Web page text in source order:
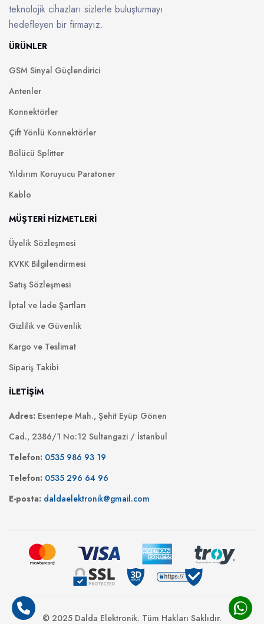
teknolojik cihazları sizlerle buluşturmayı
hedefleyen bir firmayız.
ÜRÜNLER
GSM Sinyal Güçlendirici
Antenler
Konnektörler
Çift Yönlü Konnektörler
Bölücü Splitter
Yıldırım Koruyucu Paratoner
Kablo
MÜŞTERİ HİZMETLERİ
Üyelik Sözleşmesi
KVKK Bilgilendirmesi
Satış Sözleşmesi
İptal ve İade Şartları
Gizlilik ve Güvenlik
Kargo ve Teslimat
Sipariş Takibi
İLETİŞİM
Adres: Esentepe Mah., Şehit Eyüp Gönen
Cad., 2386/1 No:12 Sultangazi / İstanbul
Telefon: 0535 986 93 19
Telefon: 0535 296 64 96
E-posta: daldaelektronik@gmail.com
© 2025 Dalda Elektronik. Tüm Hakları Saklıdır.